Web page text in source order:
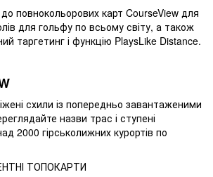
повнокольорових карт CourseView для
для гольфу по всьому світу, а також
таргетинг і функцію PlaysLike Distance.
схили із попередньо завантаженими
назви трас і ступені
2000 гірськолижних курортів по